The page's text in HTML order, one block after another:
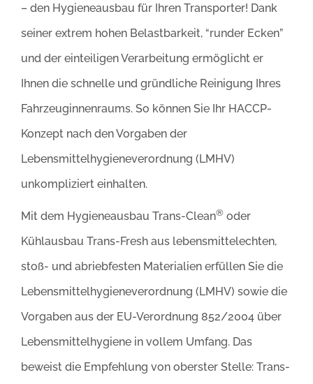
– den Hygieneausbau für Ihren Transporter! Dank
seiner extrem hohen Belastbarkeit, “runder Ecken”
und der einteiligen Verarbeitung ermöglicht er
Ihnen die schnelle und gründliche Reinigung Ihres
Fahrzeuginnenraums. So können Sie Ihr HACCP-
Konzept nach den Vorgaben der
Lebensmittelhygieneverordnung (LMHV)
unkompliziert einhalten.
Mit dem Hygieneausbau Trans-Clean®oder
Kühlausbau Trans-Fresh aus lebensmittelechten,
stoß- und abriebfesten Materialien erfüllen Sie die
Lebensmittelhygieneverordnung (LMHV) sowie die
Vorgaben aus der EU-Verordnung 852/2004 über
Lebensmittelhygiene in vollem Umfang. Das
beweist die Empfehlung von oberster Stelle: Trans-